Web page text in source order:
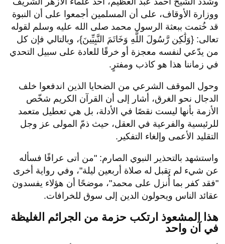
ووزارة الأوقاف، على أن المسلمين أجمعوا على أن النبوة
قد خُتمت ببعثة الرسول محمد صلى الله عليه وسلم لقوله
تعالى: {وَلَٰكِن رَّسُولَ اللَّهِ وَخَاتَمَ النَّبِيِّينَ}، وبالتالي فإن كل
من يدّعي لنفسه معجزة أو خرقًا للعادة على سبيل التحدي
في زماننا هذا هو كاذب ومفترٍ.
وحول الموقف الشرعي من الضحايا الذين اندفعوا خلف
الدجال نحو الغرق، أشار إلى أن القرآن الكريم شخّص
الأزمة بأنها ليست نقصًا في الأدلة، بل هي تعطيل متعمد
للرئيسية والفرعية في العقل، حيث ذمّ المولى عز وجل
التقليد الأعمى وإلغاء التفكير.
واستشهد بالتحذير النبوي الصارم: "من أتى عرافًا فسأله
عن شيء لم تقبل له صلاة أربعين ليلة"، وفي رواية أخرى
"فقد كفر بما أُنزل على محمد"، موضحًا أن هؤلاء يفسدون
عقائد الناس ويحولون الدين إلى سوق للخرافات.
هذا المشعوذ ارتكب حزمة من الجرائم الغليظة
في آن واحد